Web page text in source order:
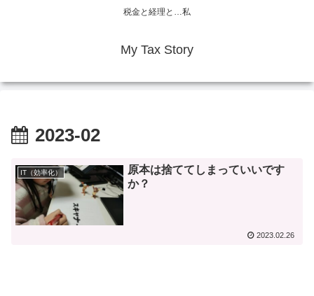
税金と経理と…私
My Tax Story
2023-02
IT（効率化）
原本は捨ててしまっていいです
か？
2023.02.26